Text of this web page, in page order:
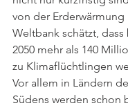
von der
Weltbank schätzt, dass
2050 mehr als 140
zu Klimaflüchtlingen
Vor allem in Ländern
Südens werden schon